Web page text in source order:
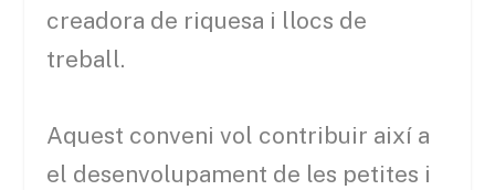
creadora de riquesa i llocs de
treball.
Aquest conveni vol contribuir així a
el desenvolupament de les petites i